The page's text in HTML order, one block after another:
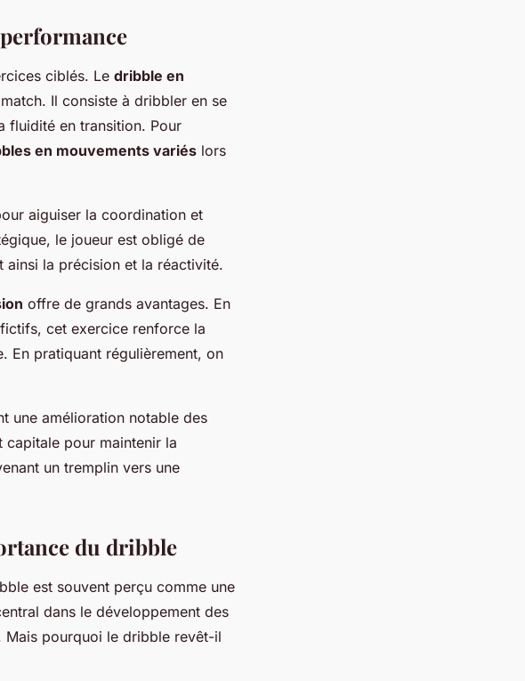
ciblés. Le dribble en
Il consiste à dribbler en se
fluidité en transition. Pour
en mouvements variés lors
aiguiser la coordination et
le joueur est obligé de
la précision et la réactivité.
offre de grands avantages. En
cet exercice renforce la
En pratiquant régulièrement, on
une amélioration notable des
capitale pour maintenir la
un tremplin vers une
du dribble
est souvent perçu comme une
dans le développement des
Mais pourquoi le dribble revêt-il